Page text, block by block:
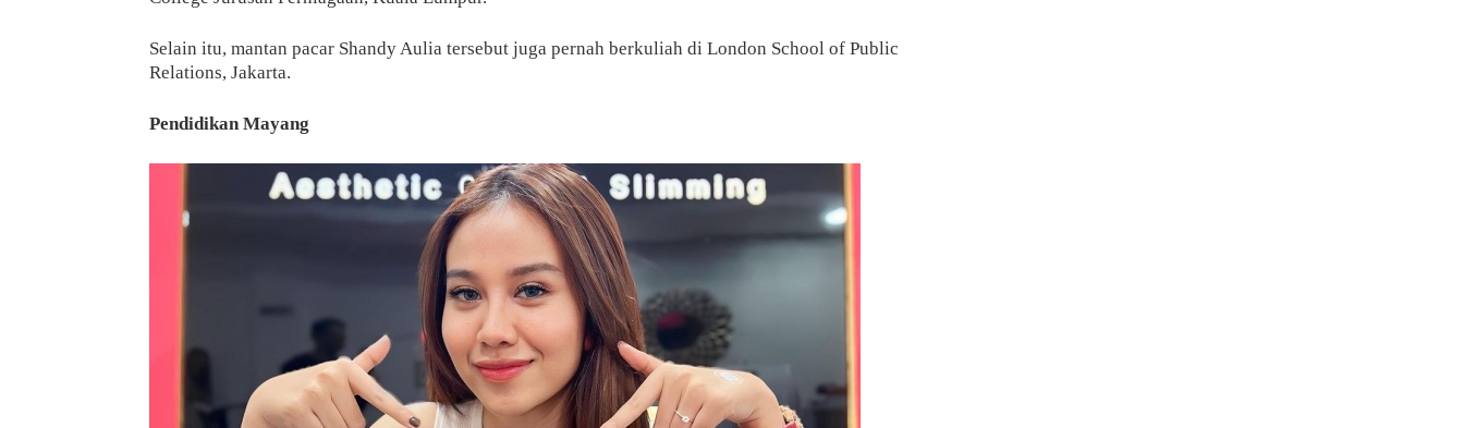
Selain itu, mantan pacar Shandy Aulia tersebut juga pernah berkuliah di London School of Public
Relations, Jakarta.
Pendidikan Mayang